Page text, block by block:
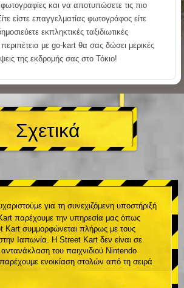
και να αποτυπώσετε τις πιο
είστε επαγγελματίας φωτογράφος είτε
εκπληκτικές ταξιδιωτικές
με go-kart θα σας δώσει μερικές
της εκδρομής σας στο Τόκιο!
Σχετικά
για τη συνεχιζόμενη υποστήριξή
παρέχουμε την υπηρεσία μας όπως
συμμορφώνεται πλήρως με τους
Ιαπωνία. Η Street Kart δεν είναι σε
του παιχνιδιού Nintendo
ενοικίαση στολών από τη σειρά